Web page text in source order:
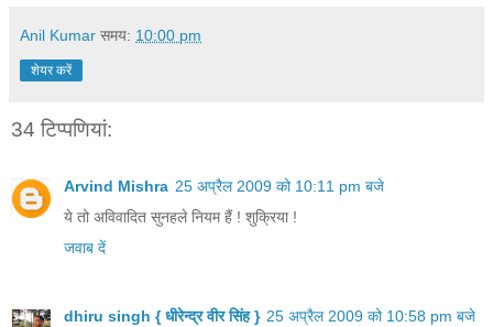
Anil Kumar समय: 10:00 pm
शेयर करें
34 टिप्‍पणियां:
Arvind Mishra 25 अप्रैल 2009 को 10:11 pm बजे
ये तो अविवादित सुनहले नियम हैं ! शुक्रिया !
जवाब दें
dhiru singh { धीरेन्द्र वीर सिंह } 25 अप्रैल 2009 को 10:58 pm बजे